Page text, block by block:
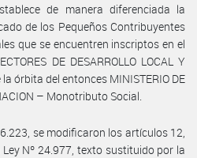
de manera diferenciada la
de los Pequeños Contribuyentes
que se encuentren inscriptos en el
DE DESARROLLO LOCAL Y
la órbita del entonces MINISTERIO DE
– Monotributo Social.
se modificaron los artículos 12,
Nº 24.977, texto sustituido por la